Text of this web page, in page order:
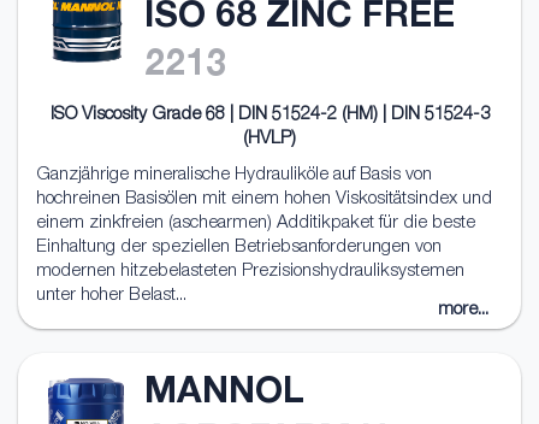
ISO 68 ZINC FREE
2213
ISO Viscosity Grade 68 | DIN 51524-2 (HM) | DIN 51524-3
(HVLP)
Ganzjährige mineralische Hydrauliköle auf Basis von
hochreinen Basisölen mit einem hohen Viskositätsindex und
einem zinkfreien (aschearmen) Additikpaket für die beste
Einhaltung der speziellen Betriebsanforderungen von
modernen hitzebelasteten Prezisionshydrauliksystemen
unter hoher Belast...
more...
MANNOL